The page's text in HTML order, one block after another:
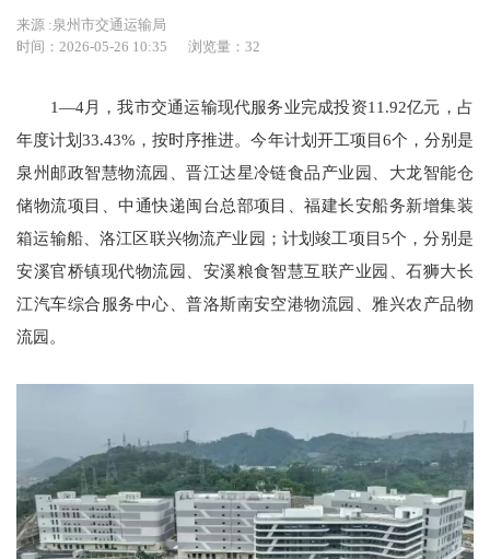
来源 :泉州市交通运输局
时间：2026-05-26 10:35
浏览量：32
1—4月，我市交通运输现代服务业完成投资11.92亿元，占
年度计划33.43%，按时序推进。今年计划开工项目6个，分别是
泉州邮政智慧物流园、晋江达星冷链食品产业园、大龙智能仓
储物流项目、中通快递闽台总部项目、福建长安船务新增集装
箱运输船、洛江区联兴物流产业园；计划竣工项目5个，分别是
安溪官桥镇现代物流园、安溪粮食智慧互联产业园、石狮大长
江汽车综合服务中心、普洛斯南安空港物流园、雅兴农产品物
流园。